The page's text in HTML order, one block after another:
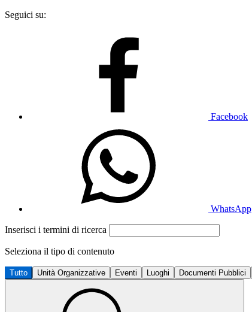
Seguici su:
Facebook
WhatsApp
Inserisci i termini di ricerca
Seleziona il tipo di contenuto
Tutto Unità Organizzative Eventi Luoghi Documenti Pubblici